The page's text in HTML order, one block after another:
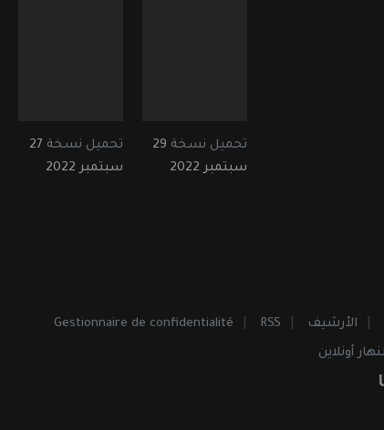
تحميل نسخة 29
سبتمبر 2022
تحميل نسخة 27
سبتمبر 2022
الأرشيف RSS
Gestionnaire de confidentialité